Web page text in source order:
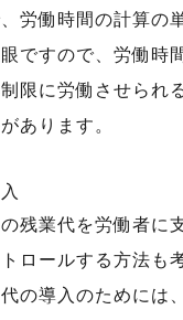
労働時間の計算の
ですので、労働時
限に労働させられ
あります。
残業代を労働者に
ロールする方法も
の導入のためには